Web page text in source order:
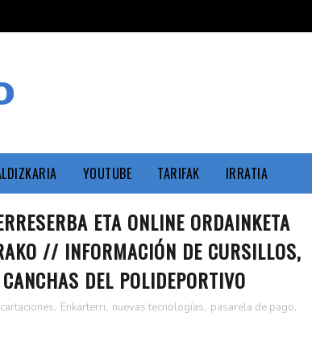
YOUTUBE TARIFAK IRRATIA
ETA ONLINE ORDAINKETA
// INFORMACIÓN DE CURSILLOS,
DEL POLIDEPORTIVO
, Enkarterri, nuevas tecnologías, pasarela de pago,